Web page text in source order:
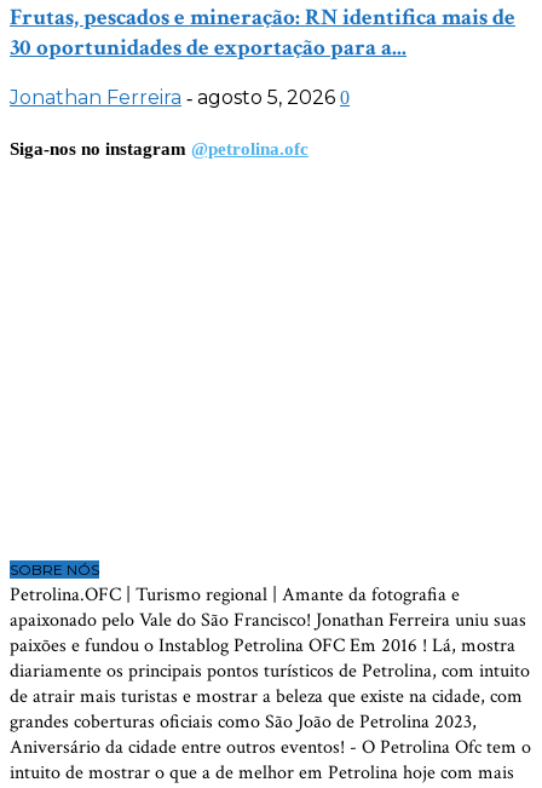
Frutas, pescados e mineração: RN identifica mais de
30 oportunidades de exportação para a...
Jonathan Ferreira - agosto 5, 2026 0
Siga-nos no instagram @petrolina.ofc
SOBRE NÓS
Petrolina.OFC | Turismo regional | Amante da fotografia e
apaixonado pelo Vale do São Francisco! Jonathan Ferreira uniu suas
paixões e fundou o Instablog Petrolina OFC Em 2016 ! Lá, mostra
diariamente os principais pontos turísticos de Petrolina, com intuito
de atrair mais turistas e mostrar a beleza que existe na cidade, com
grandes coberturas oficiais como São João de Petrolina 2023,
Aniversário da cidade entre outros eventos! - O Petrolina Ofc tem o
intuito de mostrar o que a de melhor em Petrolina hoje com mais